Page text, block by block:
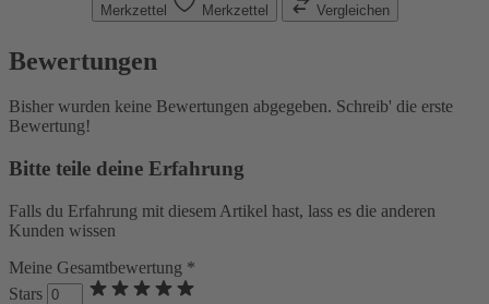
Merkzettel Merkzettel Vergleichen
Bewertungen
Bisher wurden keine Bewertungen abgegeben. Schreib' die erste
Bewertung!
Bitte teile deine Erfahrung
Falls du Erfahrung mit diesem Artikel hast, lass es die anderen
Kunden wissen
Meine Gesamtbewertung *
Stars